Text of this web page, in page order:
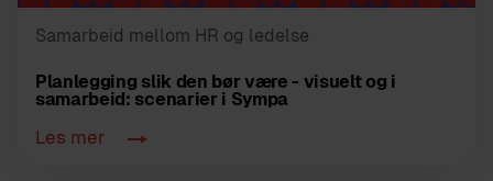
Samarbeid mellom HR og ledelse
Planlegging slik den bør være - visuelt og i
samarbeid: scenarier i Sympa
Les mer